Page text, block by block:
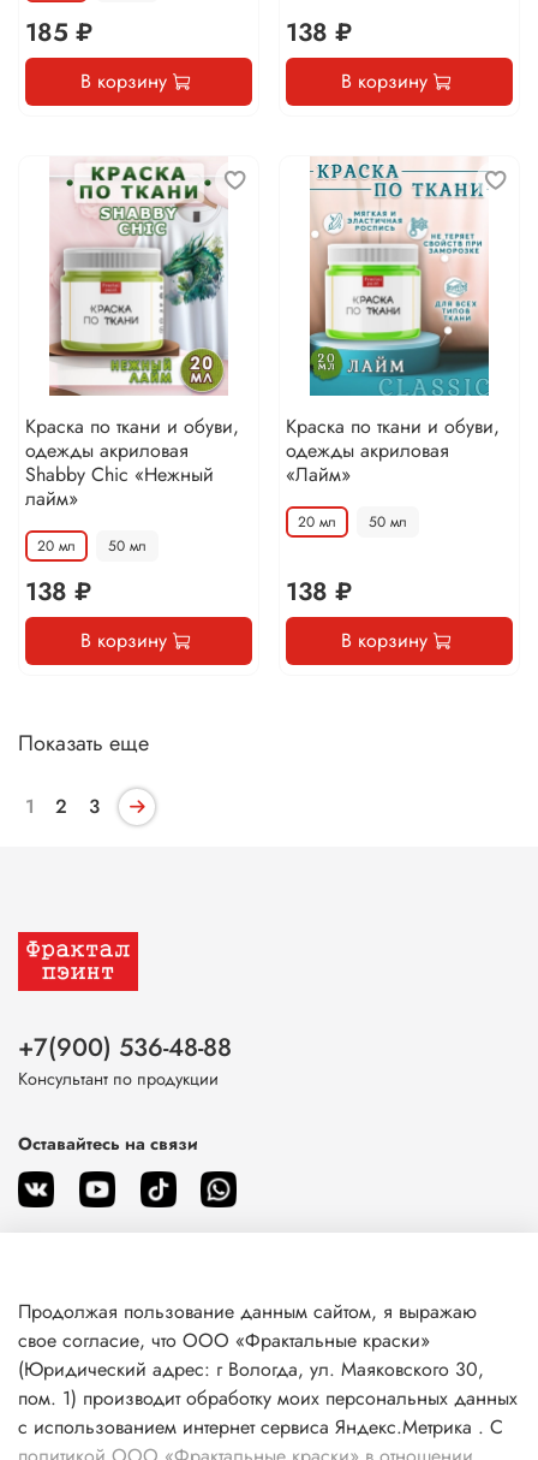
185 ₽
В корзину
138 ₽
В корзину
Краска по ткани и обуви,
одежды акриловая
Shabby Chic «Нежный
лайм»
20 мл 50 мл
138 ₽
В корзину
Краска по ткани и обуви,
одежды акриловая
«Лайм»
20 мл 50 мл
138 ₽
В корзину
Показать еще
1 2 3
О магазине
Клиентам
+7(900) 536-48-88
Консультант по продукции
Оставайтесь на связи
Продолжая пользование данным сайтом, я выражаю
свое согласие, что ООО «Фрактальные краски»
(Юридический адрес: г Вологда, ул. Маяковского 30,
пом. 1) производит обработку моих персональных данных
с использованием интернет сервиса Яндекс.Метрика . С